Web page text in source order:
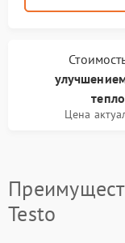
Цена
Testo